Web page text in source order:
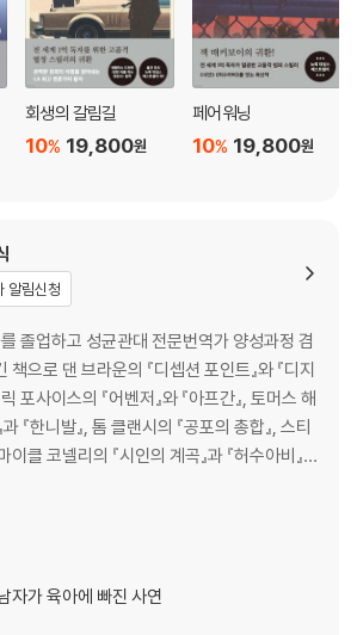
다함이 없다
회생의 갈림길
19,800원
10%
페어워닝
19,800원
10%
알림신청
졸업하고 성균관대 전문번역가 양성과정 겸
으로 댄 브라운의 『디셉션 포인트』와 『디지
포사이스의 『어벤저』와 『아프간』, 토머스 해
『한니발』, 톰 클랜시의 『공포의 총합』, 스티
이클 코넬리의 『시인의 계곡』과 『허수아비』,
동』, 할런 코벤의 『마지막 기회』, 필립 풀먼의
카잔차키스의 『수난』, 헬렌 켈러의 『사흘만 볼
자가 육아에 빠진 사연